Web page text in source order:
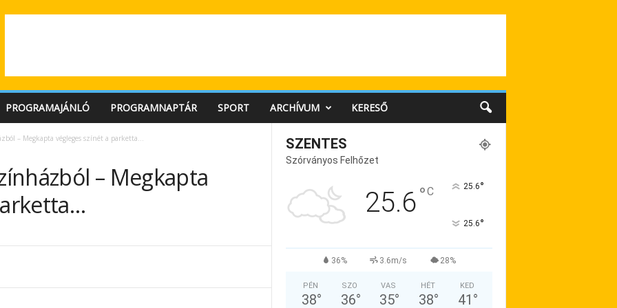
PROGRAMAJÁNLÓ PROGRAMNAPTÁR SPORT ARCHÍVUM KERESŐ
– Megkapta végleges színét a parketta…
– Megkapta
SZENTES
Szórványos Felhőzet
25.6°C 25.6°
25.6°
36% 3.6m/s 28%
PÉN
38°
SZO
36°
VAS
35°
HÉT
38°
KED
41 °